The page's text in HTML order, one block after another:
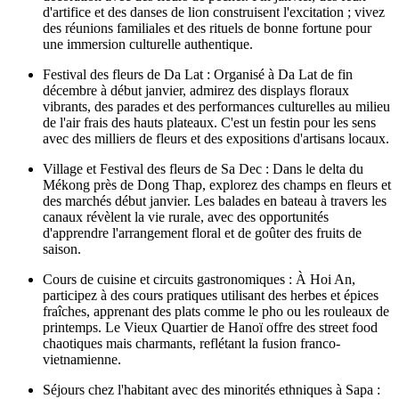
1. Meilleures expériences culturelles au Vietnam en
janvier
Janvier au Vietnam
bourdonne d'énergie pré-Tet, alors que le
Nouvel An lunaire (tombant le 17 février 2026) approche, avec les
familles préparant des décorations, des aliments et des rituels. Le
temps plus frais du nord (15-20°C/59-68°F) améliore les visites de
temples et de marchés, tandis que la chaleur du sud (25-30°C/77-
86°F) soutient les activités en extérieur. Attendez-vous à des festivals
de fleurs et des événements communautaires ajoutant de la couleur.
Préparations et célébrations du Tet : Rejoignez les locaux à
Hanoï ou Ho Chi Minh-Ville pour les achats au marché, la
fabrication de banh chung (gâteaux de riz gluant) et la
décoration avec des fleurs de pêcher. Fin janvier, des feux
d'artifice et des danses de lion construisent l'excitation ; vivez
des réunions familiales et des rituels de bonne fortune pour
une immersion culturelle authentique.
Festival des fleurs de Da Lat : Organisé à Da Lat de fin
décembre à début janvier, admirez des displays floraux
vibrants, des parades et des performances culturelles au milieu
de l'air frais des hauts plateaux. C'est un festin pour les sens
avec des milliers de fleurs et des expositions d'artisans locaux.